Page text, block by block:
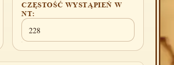
CZĘSTOŚĆ WYSTĄPIEŃ W
NT:
228